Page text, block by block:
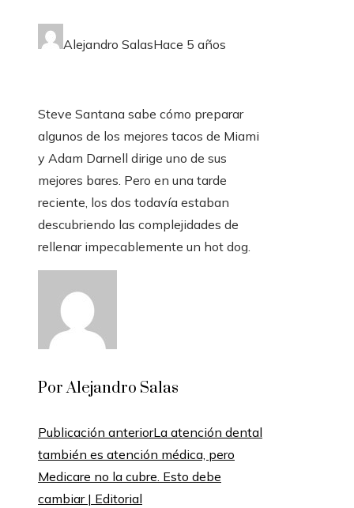
Alejandro SalasHace 5 años
Steve Santana sabe cómo preparar
algunos de los mejores tacos de Miami
y Adam Darnell dirige uno de sus
mejores bares. Pero en una tarde
reciente, los dos todavía estaban
descubriendo las complejidades de
rellenar impecablemente un hot dog.
Por Alejandro Salas
Publicación anteriorLa atención dental
también es atención médica, pero
Medicare no la cubre. Esto debe
cambiar | Editorial